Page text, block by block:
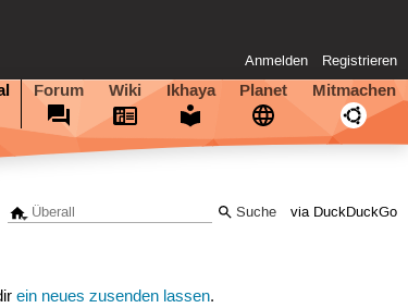
Anmelden Registrieren
Forum Wiki Ikhaya Planet Mitmachen
via DuckDuckGo
ein neues zusenden lassen.